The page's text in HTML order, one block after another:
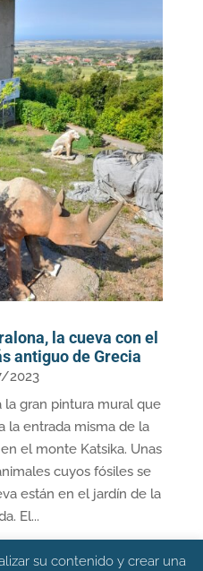
la cueva con el
antiguo de Grecia
2023
la gran pintura mural que
la entrada misma de la
el monte Katsika. Unas
cuyos fósiles se
están en el jardín de la
El...
su contenido y crear una